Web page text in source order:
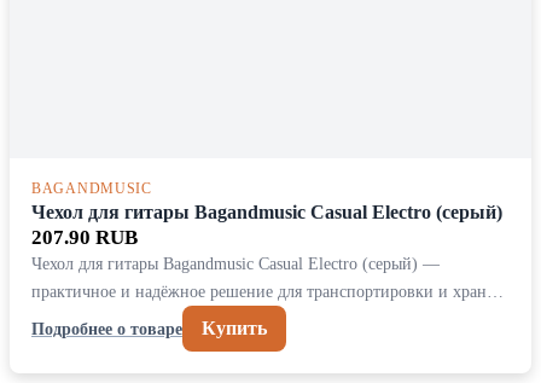
BAGANDMUSIC
Чехол для гитары Bagandmusic Casual Electro (серый)
207.90 RUB
Чехол для гитары Bagandmusic Casual Electro (серый) —
практичное и надёжное решение для транспортировки и хран…
Подробнее о товаре
Купить